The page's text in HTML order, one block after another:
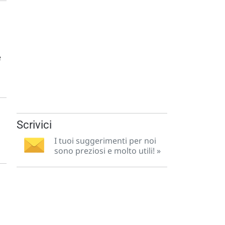
Scrivici
I tuoi suggerimenti per noi
sono preziosi e molto utili! »